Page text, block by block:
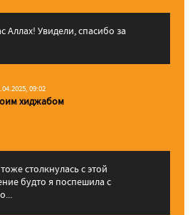
Аллаx! Увидели, спасибо за
09:02
хиджабом
столкнулась с этой
будто я поспешила с